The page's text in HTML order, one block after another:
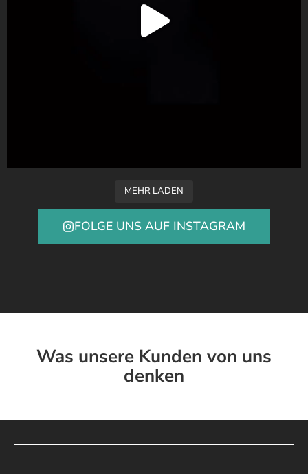
MEHR LADEN
FOLGE UNS AUF INSTAGRAM
Was unsere Kunden von uns
denken